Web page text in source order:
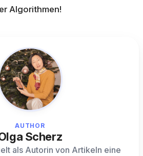
Algorithmen!
AUTHOR
Scherz
als Autorin von Artikeln eine